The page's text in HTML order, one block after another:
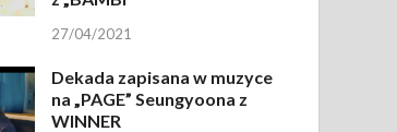
27/04/2021
Dekada zapisana w muzyce
na „PAGE” Seungyoona z
WINNER